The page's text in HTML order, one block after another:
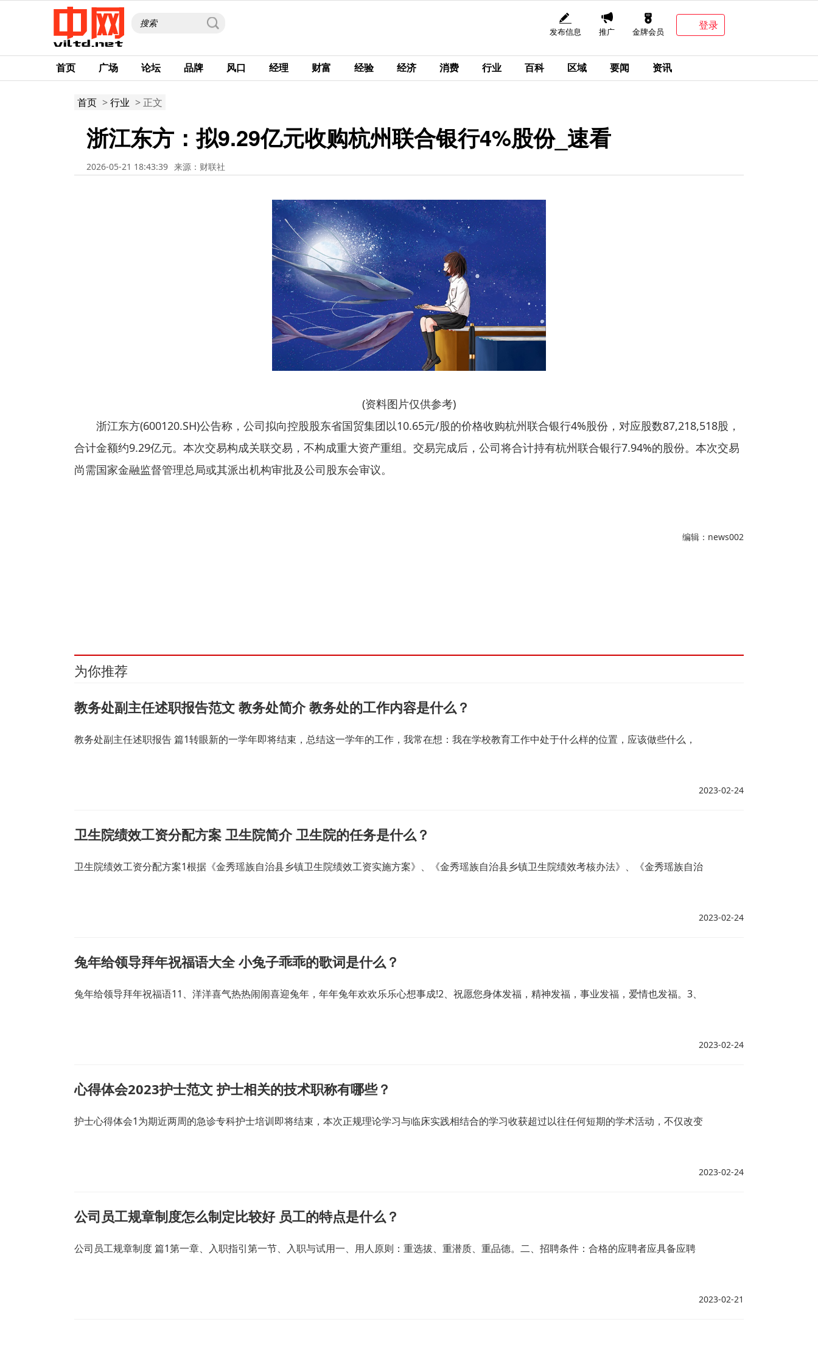
发布信息 推广 金牌会员
登录
首页 广场 论坛 品牌 风口 经理 财富 经验 经济 消费 行业 百科 区域 要闻 资讯
首页 >行业 > 正文
浙江东方：拟9.29亿元收购杭州联合银行4%股份_速看
2026-05-21 18:43:39 来源：财联社
(资料图片仅供参考)
浙江东方(600120.SH)公告称，公司拟向控股股东省国贸集团以10.65元/股的价格收购杭州联合银行4%股份，对应股数87,218,518股，
合计金额约9.29亿元。本次交易构成关联交易，不构成重大资产重组。交易完成后，公司将合计持有杭州联合银行7.94%的股份。本次交易
尚需国家金融监督管理总局或其派出机构审批及公司股东会审议。
编辑：news002
为你推荐
教务处副主任述职报告范文 教务处简介 教务处的工作内容是什么？
教务处副主任述职报告 篇1转眼新的一学年即将结束，总结这一学年的工作，我常在想：我在学校教育工作中处于什么样的位置，应该做些什么，
2023-02-24
卫生院绩效工资分配方案 卫生院简介 卫生院的任务是什么？
卫生院绩效工资分配方案1根据《金秀瑶族自治县乡镇卫生院绩效工资实施方案》、《金秀瑶族自治县乡镇卫生院绩效考核办法》、《金秀瑶族自治
2023-02-24
兔年给领导拜年祝福语大全 小兔子乖乖的歌词是什么？
兔年给领导拜年祝福语11、洋洋喜气热热闹闹喜迎兔年，年年兔年欢欢乐乐心想事成!2、祝愿您身体发福，精神发福，事业发福，爱情也发福。3、
2023-02-24
心得体会2023护士范文 护士相关的技术职称有哪些？
护士心得体会1为期近两周的急诊专科护士培训即将结束，本次正规理论学习与临床实践相结合的学习收获超过以往任何短期的学术活动，不仅改变
2023-02-24
公司员工规章制度怎么制定比较好 员工的特点是什么？
公司员工规章制度 篇1第一章、入职指引第一节、入职与试用一、用人原则：重选拔、重潜质、重品德。二、招聘条件：合格的应聘者应具备应聘
2023-02-21